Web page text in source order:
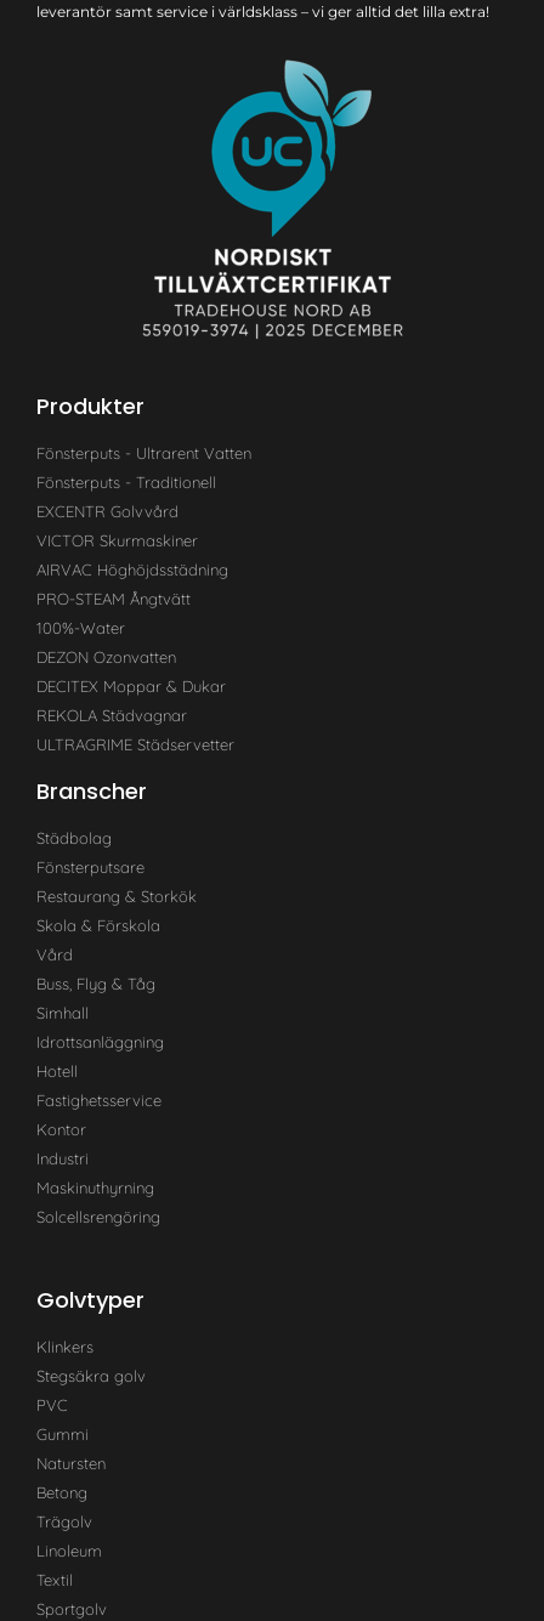
leverantör samt service i världsklass – vi ger alltid det lilla extra!
Produkter
Fönsterputs - Ultrarent Vatten
Fönsterputs - Traditionell
EXCENTR Golvvård
VICTOR Skurmaskiner
AIRVAC Höghöjdsstädning
PRO-STEAM Ångtvätt
100%-Water
DEZON Ozonvatten
DECITEX Moppar & Dukar
REKOLA Städvagnar
ULTRAGRIME Städservetter
Branscher
Städbolag
Fönsterputsare
Restaurang & Storkök
Skola & Förskola
Vård
Buss, Flyg & Tåg
Simhall
Idrottsanläggning
Hotell
Fastighetsservice
Kontor
Industri
Maskinuthyrning
Solcellsrengöring
Golvtyper
Klinkers
Stegsäkra golv
PVC
Gummi
Natursten
Betong
Trägolv
Linoleum
Textil
Sportgolv